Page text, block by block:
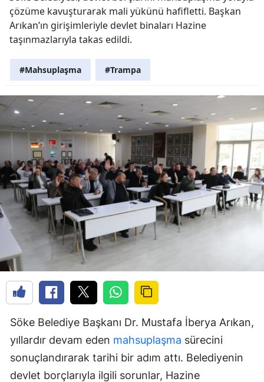
çözüme kavuşturarak mali yükünü hafifletti. Başkan
Arıkan’ın girişimleriyle devlet binaları Hazine
taşınmazlarıyla takas edildi.
#Mahsuplaşma #Trampa
Söke Belediye Başkanı Dr. Mustafa İberya Arıkan,
yıllardır devam eden mahsuplaşma sürecini
sonuçlandırarak tarihi bir adım attı. Belediyenin
devlet borçlarıyla ilgili sorunlar, Hazine